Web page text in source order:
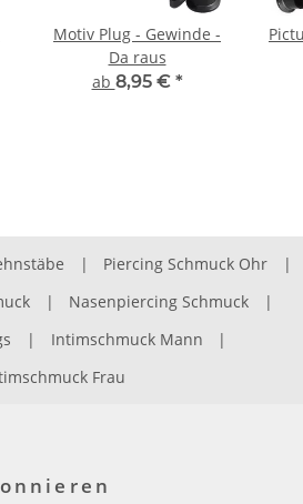
Motiv Plug - Gewinde -
Da raus
ab 8,95 € *
| Piercing Schmuck Ohr
|
| Nasenpiercing Schmuck
|
| Intimschmuck Mann
|
Frau